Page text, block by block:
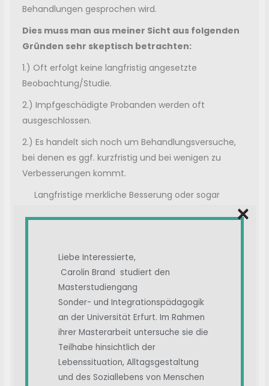
Behandlungen gesprochen wird.
Dies muss man aus meiner Sicht aus folgenden
Gründen sehr skeptisch betrachten:
1.) Oft erfolgt keine langfristig angesetzte
Beobachtung/Studie.
2.) Impfgeschädigte Probanden werden oft
ausgeschlossen.
2.) Es handelt sich noch um Behandlungsversuche,
bei denen es ggf. kurzfristig und bei wenigen zu
Verbesserungen kommt.
Langfristige merkliche Besserung oder sogar
4.) Für teure und langfristige Studien möchte man
anscheinend auch keine Fördermittel bereitstellen.
5.) Viele Studien, sind aus meiner Sicht nur "Alibi-
Studien"; so kann man sagen man hat was
gemacht.
Liebe Interessierte,
Carolin Brand studiert den
Masterstudiengang
Sonder- und Integrationspädagogik
an der Universität Erfurt. Im Rahmen
ihrer Masterarbeit untersuche sie die
Teilhabe hinsichtlich der
Lebenssituation, Alltagsgestaltung
und des Soziallebens von Menschen
×